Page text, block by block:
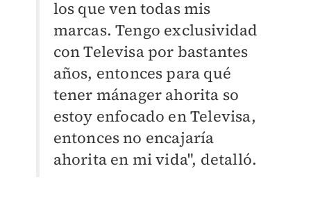
los que ven todas mis
marcas. Tengo exclusividad
con Televisa por bastantes
años, entonces para qué
tener mánager ahorita so
estoy enfocado en Televisa,
entonces no encajaría
ahorita en mi vida", detalló.